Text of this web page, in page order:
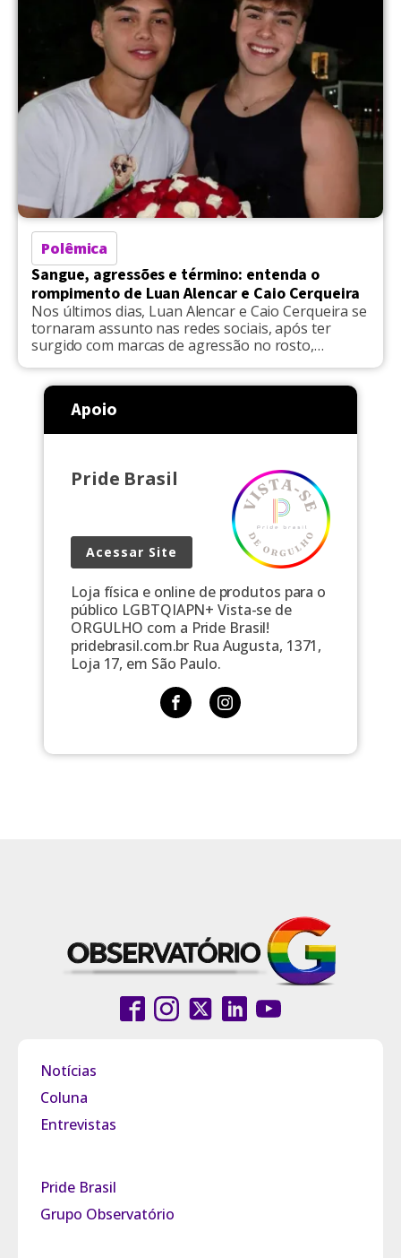
Polêmica
Sangue, agressões e término: entenda o
rompimento de Luan Alencar e Caio Cerqueira
Nos últimos dias, Luan Alencar e Caio Cerqueira se
tornaram assunto nas redes sociais, após ter
surgido com marcas de agressão no rosto,
violência física durante viagem a Paris, na França.
Nos Stories dos perfis do Instagram, eles
compartilharam fotos e vídeos nos quais
aparecem feridos e ensanguentados. […]
Apoio
Pride Brasil
Acessar Site
Loja física e online de produtos para o
público LGBTQIAPN+ Vista-se de
ORGULHO com a Pride Brasil!
pridebrasil.com.br Rua Augusta, 1371,
Loja 17, em São Paulo.
Notícias
Coluna
Entrevistas
Pride Brasil
Grupo Observatório